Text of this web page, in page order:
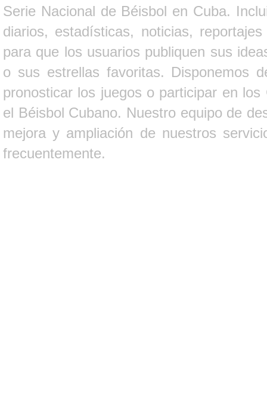
Serie Nacional de Béisbol en Cuba.
diarios, estadísticas, noticias,
para que los usuarios publiquen sus
o sus estrellas favoritas. Disponemos
pronosticar los juegos o participar en
el Béisbol Cubano. Nuestro equipo de
mejora y ampliación de nuestros
frecuentemente.